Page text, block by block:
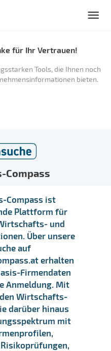
für Ihr Vertrauen!
Tools, die Ihnen noch
bieten.
Compass ist
Plattform für
und
Über unsere
auf
erhalten
Firmendaten
Anmeldung. Mit
Wirtschafts-
darüber hinaus
mit